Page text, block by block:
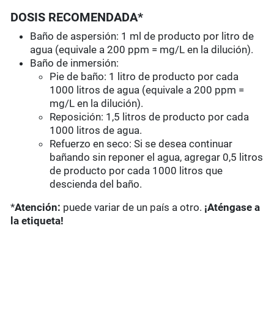
DOSIS RECOMENDADA*
Baño de aspersión: 1 ml de producto por litro de
agua (equivale a 200 ppm = mg/L en la dilución).
Baño de inmersión:
Pie de baño: 1 litro de producto por cada
1000 litros de agua (equivale a 200 ppm =
mg/L en la dilución).
Reposición: 1,5 litros de producto por cada
1000 litros de agua.
Refuerzo en seco: Si se desea continuar
bañando sin reponer el agua, agregar 0,5 litros
de producto por cada 1000 litros que
descienda del baño.
*Atención: puede variar de un país a otro. ¡Aténgase a
la etiqueta!